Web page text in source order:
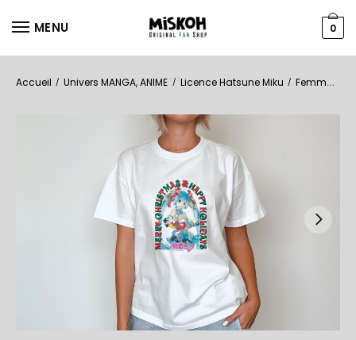
MENU 0
Accueil / Univers MANGA, ANIME / Licence Hatsune Miku / Femmes